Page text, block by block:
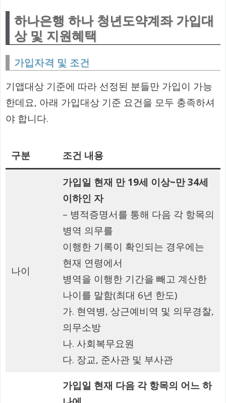
하나은행 하나 청년도약계좌 가입대
상 및 지원혜택
가입자격 및 조건
기앱대상 기준에 따라 선정된 분들만 가입이 가능
한데요, 아래 가입대상 기준 요건을 모두 충족하셔
야 합니다.
구분 조건 내용
나이
가입일 현재 만 19세 이상~만 34세
이하인 자
– 병적증명서를 통해 다음 각 항목의
병역 의무를
이행한 기록이 확인되는 경우에는
현재 연령에서
병역을 이행한 기간을 빼고 계산한
나이를 말함(최대 6년 한도)
가. 현역병, 상근예비역 및 의무경찰,
의무소방
나. 사회복무요원
다. 장교, 준사관 및 부사관
가입일 현재 다음 각 항목의 어느 하